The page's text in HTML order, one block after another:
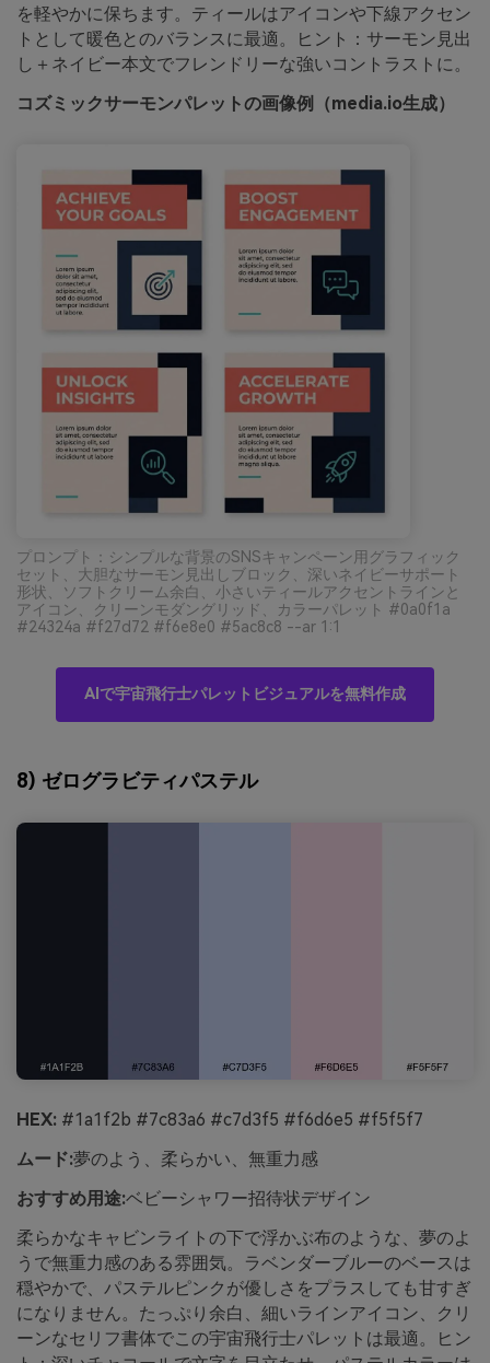
を軽やかに保ちます。ティールはアイコンや下線アクセン
トとして暖色とのバランスに最適。ヒント：サーモン見出
し＋ネイビー本文でフレンドリーな強いコントラストに。
コズミックサーモンパレットの画像例（media.io生成）
プロンプト：シンプルな背景のSNSキャンペーン用グラフィック
セット、大胆なサーモン見出しブロック、深いネイビーサポート
形状、ソフトクリーム余白、小さいティールアクセントラインと
アイコン、クリーンモダングリッド、カラーパレット #0a0f1a
#24324a #f27d72 #f6e8e0 #5ac8c8 --ar 1:1
AIで宇宙飛行士パレットビジュアルを無料作成
8) ゼログラビティパステル
HEX: #1a1f2b #7c83a6 #c7d3f5 #f6d6e5 #f5f5f7
ムード:夢のよう、柔らかい、無重力感
おすすめ用途:ベビーシャワー招待状デザイン
柔らかなキャビンライトの下で浮かぶ布のような、夢のよ
うで無重力感のある雰囲気。ラベンダーブルーのベースは
穏やかで、パステルピンクが優しさをプラスしても甘すぎ
になりません。たっぷり余白、細いラインアイコン、クリ
ーンなセリフ書体でこの宇宙飛行士パレットは最適。ヒン